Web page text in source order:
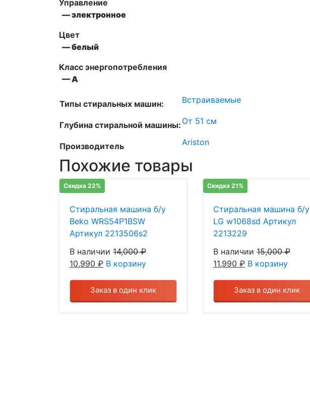
Управление
— электронное
Цвет
— белый
Класс энергопотребления
— А
Типы стиральных машин: Встраиваемые
Глубина стиральной машины: От 51 см
Производитель Ariston
Похожие товары
Скидка 22%
Стиральная машина б/у
Beko WRS54P1BSW
Артикул 2213506s2
В наличии 14,000₽
10,990 ₽ В корзину
Заказ в один клик
Скидка 21%
Стиральная машина б/у
LG w1068sd Артикул
2213229
В наличии 15,000₽
11,990 ₽ В корзину
Заказ в один клик